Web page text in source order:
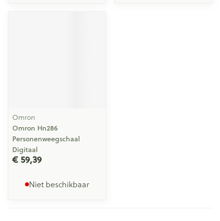
Omron
Omron Hn286
Personenweegschaal
Digitaal
€ 59,39
Niet beschikbaar